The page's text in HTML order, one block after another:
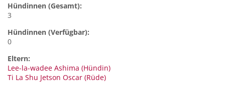
Hündinnen (Gesamt):
3
Hündinnen (Verfügbar):
0
Eltern:
Lee-la-wadee Ashima (Hündin)
Ti La Shu Jetson Oscar (Rüde)